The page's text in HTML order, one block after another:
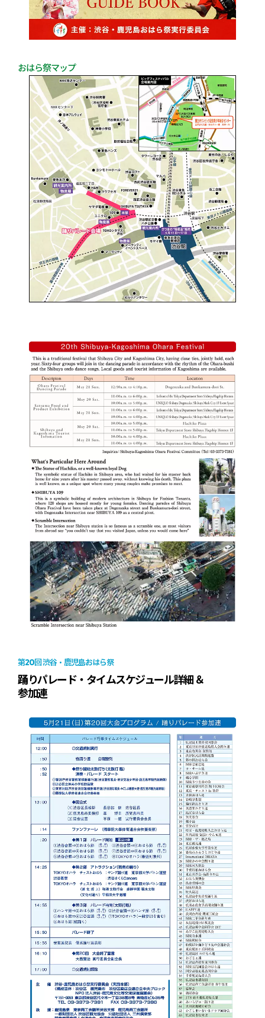
おはら祭マップ
第20回 渋谷・鹿児島おはら祭
踊りパレード・タイムスケジュール詳細 ＆
参加連